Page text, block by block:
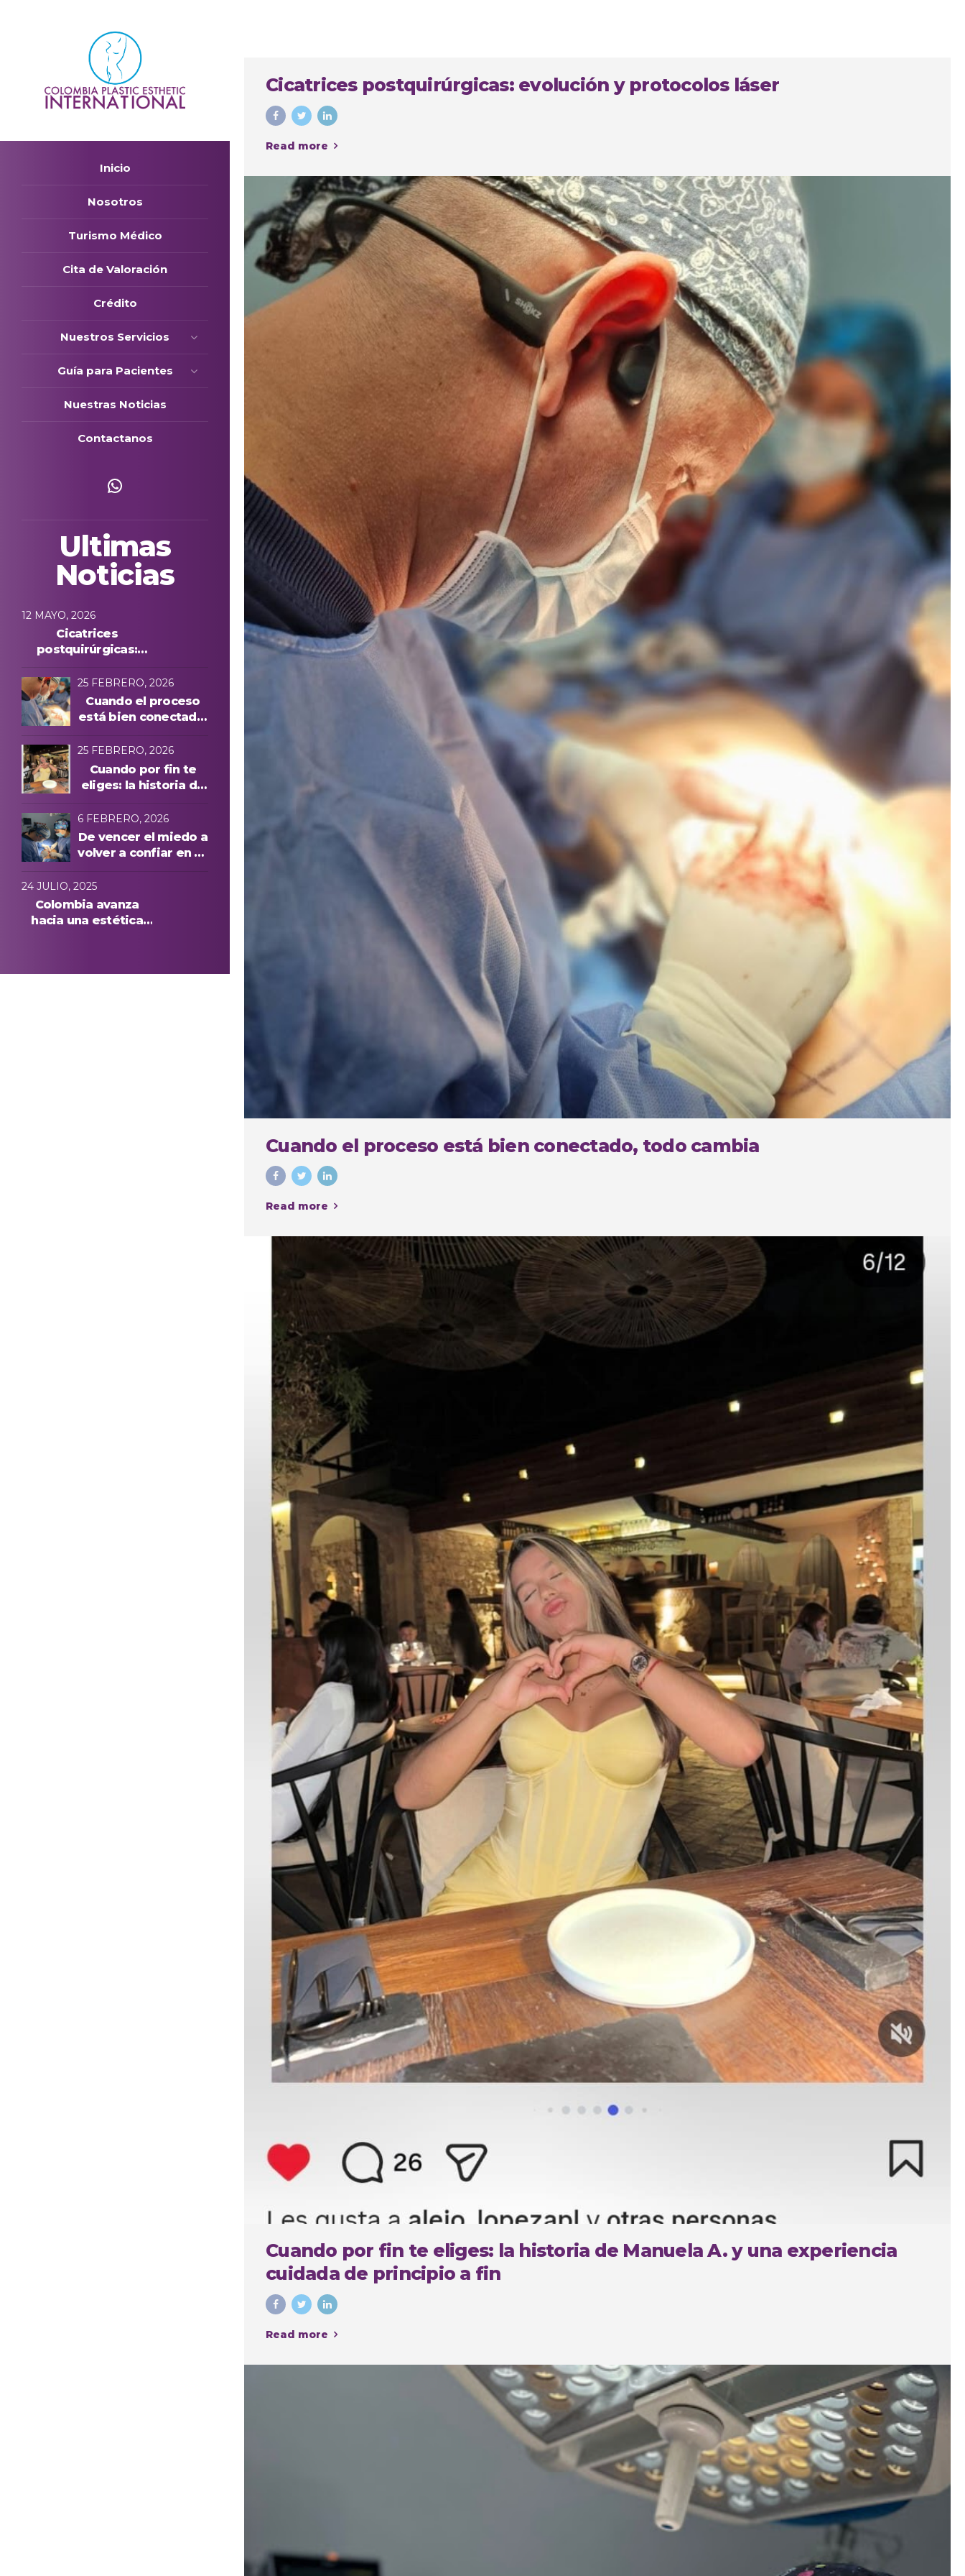
Ultimas
Noticias
12 MAYO, 2026
Cicatrices
postquirúrgicas:
protocolos láser
25 FEBRERO, 2026
Cuando el proceso
está bien conectado,
25 FEBRERO, 2026
Cuando por fin te
eliges: la historia de
experiencia cuidada
de principio a fin
6 FEBRERO, 2026
De vencer el miedo a
volver a confiar en su
internacional en
Medellín
24 JULIO, 2025
Colombia avanza
hacia una estética
Inicio
Nosotros
Turismo Médico
Cita de Valoración
Crédito
Nuestros Servicios
Guía para Pacientes
Nuestras Noticias
Contactanos
Cicatrices postquirúrgicas: evolución y protocolos láser
Read more
Cuando el proceso está bien conectado, todo cambia
Read more
Cuando por fin te eliges: la historia de Manuela A. y una experiencia
cuidada de principio a fin
Read more